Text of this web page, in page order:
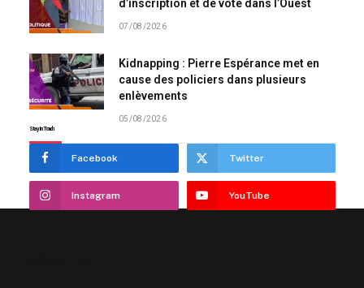
d’inscription et de vote dans l’Ouest
07/08/2026
Kidnapping : Pierre Espérance met en
cause des policiers dans plusieurs
enlèvements
05/08/2026
Stay In Touch
Facebook Twitter
Instagram YouTube